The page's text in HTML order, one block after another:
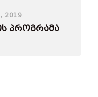
, 2019
Პროგრამა